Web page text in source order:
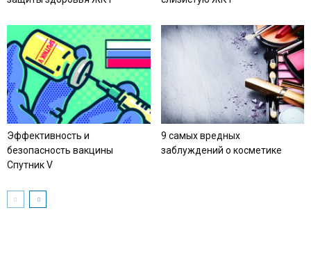
Эффективность и
безопасность вакцины
Спутник V
9 самых вредных
заблуждений о косметике